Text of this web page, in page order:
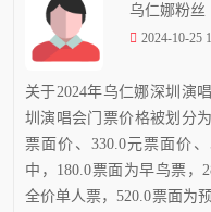
乌仁娜粉丝
2024-10-25
关于2024年乌仁娜深圳演
圳演唱会门票价格被划分
票面价、330.0元票面价
中，180.0票面为早鸟票，
全价单人票，520.0票面为